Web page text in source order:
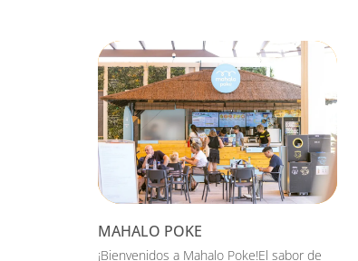
MAHALO POKE
¡Bienvenidos a Mahalo Poke!El sabor de